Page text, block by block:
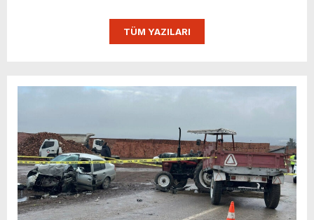
TÜM YAZILARI